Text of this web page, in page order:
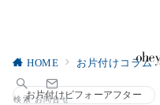
検索 お問合せ
HOME お片付けコラム
お片付けビフォーアフター